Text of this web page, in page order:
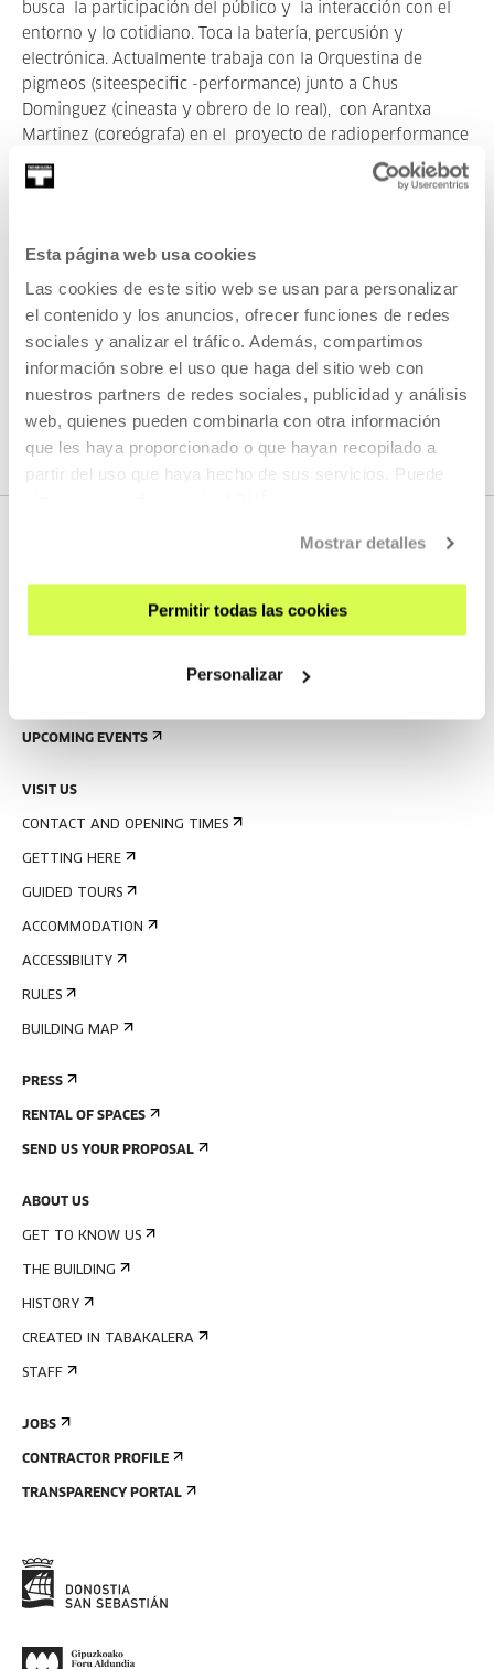
Esta página web usa cookies
Las cookies de este sitio web se usan para personalizar
el contenido y los anuncios, ofrecer funciones de redes
sociales y analizar el tráfico. Además, compartimos
información sobre el uso que haga del sitio web con
nuestros partners de redes sociales, publicidad y análisis
web, quienes pueden combinarla con otra información
que les haya proporcionado o que hayan recopilado a
partir del uso que haya hecho de sus servicios. Puede
Mostrar detalles
Permitir todas las cookies
Personalizar
busca la participación del público y la interacción con el
entorno y lo cotidiano. Toca la batería, percusión y
electrónica. Actualmente trabaja con la Orquestina de
pigmeos (site­especific -performance) junto a Chus
Dominguez (cineasta y obrero de lo real), con Arantxa
Martinez (coreógrafa) en el proyecto de radioperformance
Emisiones Cacatúa y con Amalia Fernández (coreógrafa) en
la pieza escénica Perrita China. Ha trabajado, realizando el
Alonso con los directores de teatro contemporáneo Tomás
Aragay, Rodrigo García, Carlos San Martín y Carlos
Marquerie. Ha pertenecido a grupos musicales como
Dadajazz y Los Nadie.
UPCOMING EVENTS
VISIT US
CONTACT AND OPENING TIMES
GETTING HERE
GUIDED TOURS
ACCOMMODATION
ACCESSIBILITY
RULES
BUILDING MAP
PRESS
RENTAL OF SPACES
SEND US YOUR PROPOSAL
ABOUT US
GET TO KNOW US
THE BUILDING
HISTORY
CREATED IN TABAKALERA
STAFF
JOBS
CONTRACTOR PROFILE
TRANSPARENCY PORTAL